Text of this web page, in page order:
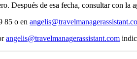
Después de esa fecha, consultar con la
85 o en
angelis@travelmanagerassistant.com